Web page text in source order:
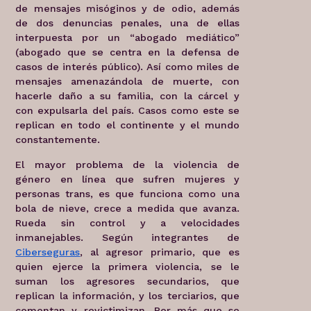
de mensajes misóginos y de odio, además
de dos denuncias penales, una de ellas
interpuesta por un “abogado mediático”
(abogado que se centra en la defensa de
casos de interés público). Así como miles de
mensajes amenazándola de muerte, con
hacerle daño a su familia, con la cárcel y
con expulsarla del país. Casos como este se
replican en todo el continente y el mundo
constantemente.
El mayor problema de la violencia de
género en línea que sufren mujeres y
personas trans, es que funciona como una
bola de nieve, crece a medida que avanza.
Rueda sin control y a velocidades
inmanejables. Según integrantes de
Ciberseguras, al agresor primario, que es
quien ejerce la primera violencia, se le
suman los agresores secundarios, que
replican la información, y los terciarios, que